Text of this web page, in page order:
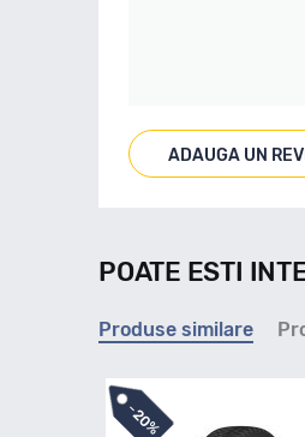
ADAUGA UN
POATE ESTI
Produse similare
-20%